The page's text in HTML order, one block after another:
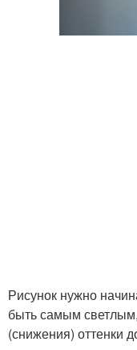
Рисунок нужно
быть самым
(снижения) оттенки